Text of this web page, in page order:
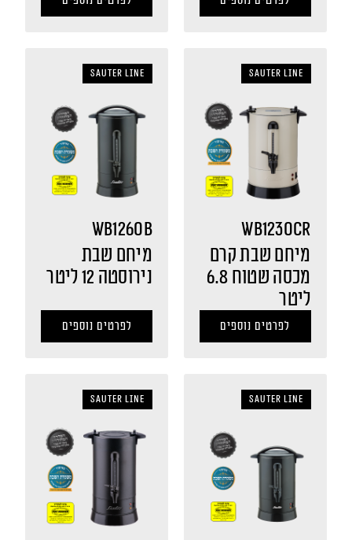
sauter LINE
WB1230CR
מיחם שבת קרם
מכסה שטוח 6.8
ליטר
לפרטים נוספים
sauter LINE
WB1260B
מיחם שבת
נירוסטה 12 ליטר
לפרטים נוספים
sauter LINE
sauter LINE